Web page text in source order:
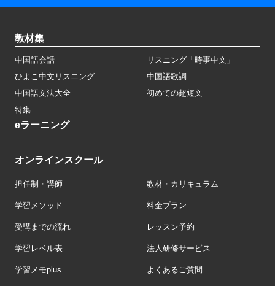
教材集
中国語会話
リスニング「時事中文」
ひよこ中文リスニング
中国語歌詞
中国語文法大全
初めての超短文
特集
eラーニング
オンラインスクール
担任制・講師 教材・カリキュラム
学習メソッド 料金プラン
受講までの流れ レッスン予約
学習レベル表 法人研修サービス
学習メモplus よくあるご質問